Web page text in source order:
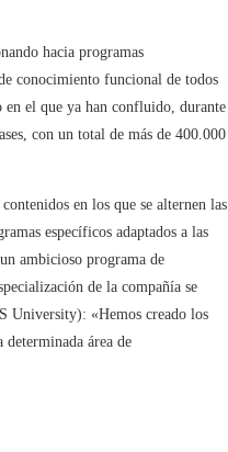
hacia programas
conocimiento funcional de todos
en el que ya han confluido, durante
con un total de más de 400.000
en los que se alternen las
específicos adaptados a las
ambicioso programa de
de la compañía se
University): «Hemos creado los
área de